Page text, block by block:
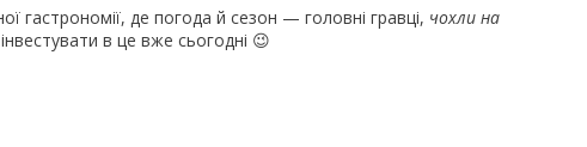
гастрономії, де погода й сезон — головні гравці, чохли на
в це вже сьогодні 😉